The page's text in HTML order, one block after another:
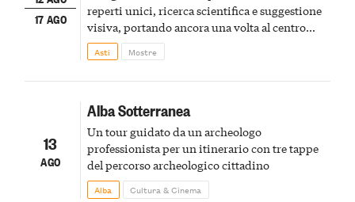
17 AGO
reperti unici, ricerca scientifica e suggestione
visiva, portando ancora una volta al centro
della scena le meraviglie del passato astigiano
Asti Mostre
13
AGO
Alba Sotterranea
Un tour guidato da un archeologo
professionista per un itinerario con tre tappe
del percorso archeologico cittadino
Alba Cultura & Cinema